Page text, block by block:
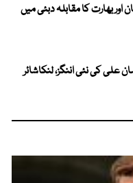
2026، پاکستان اور بھارت کا مقابلہ دبئی میں
علی کی نئی اننگز، لنکاشائر